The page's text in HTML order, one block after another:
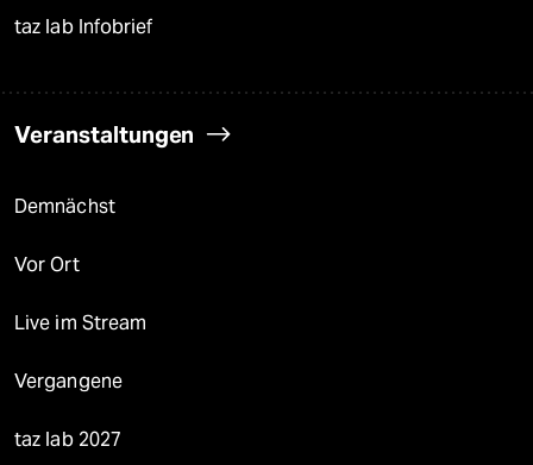
taz lab Infobrief
Veranstaltungen
Demnächst
Vor Ort
Live im Stream
Vergangene
taz lab 2027